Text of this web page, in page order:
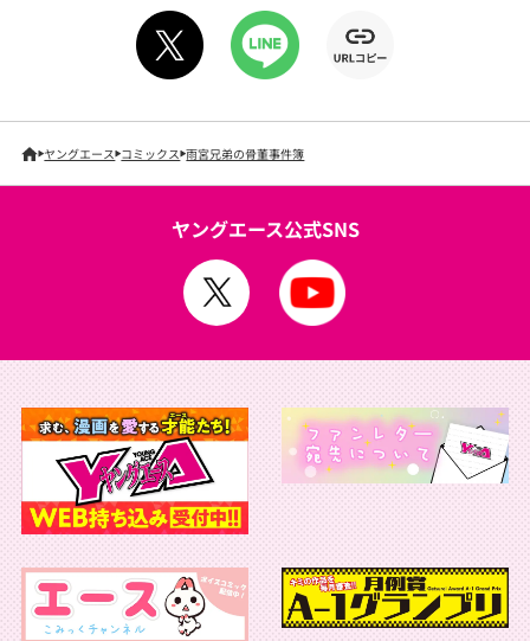
ヤングエース コミックス 雨宮兄弟の骨董事件簿
ヤングエース公式SNS